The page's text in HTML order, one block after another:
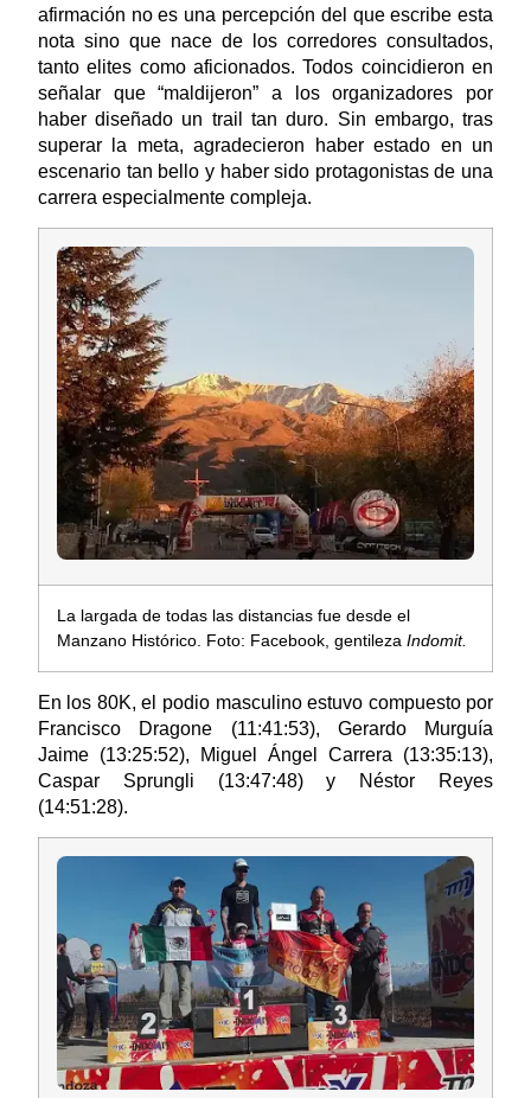
afirmación no es una percepción del que escribe esta
nota sino que nace de los corredores consultados,
tanto elites como aficionados. Todos coincidieron en
señalar que “maldijeron” a los organizadores por
haber diseñado un trail tan duro. Sin embargo, tras
superar la meta, agradecieron haber estado en un
escenario tan bello y haber sido protagonistas de una
carrera especialmente compleja.
La largada de todas las distancias fue desde el
Manzano Histórico. Foto: Facebook, gentileza Indomit.
En los 80K, el podio masculino estuvo compuesto por
Francisco Dragone (11:41:53), Gerardo Murguía
Jaime (13:25:52), Miguel Ángel Carrera (13:35:13),
Caspar Sprungli (13:47:48) y Néstor Reyes
(14:51:28).